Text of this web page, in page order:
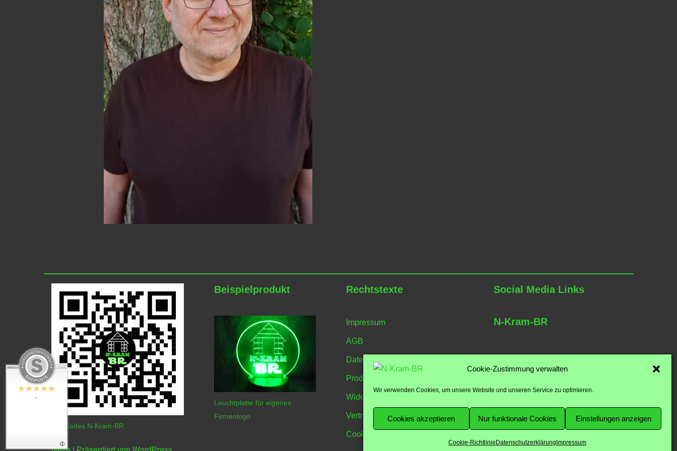
Cookie-Zustimmung verwalten
Wir verwenden Cookies, um unsere Website und unseren Service zu optimieren.
Cookies akzeptieren Nur funktionale Cookies Einstellungen anzeigen
Cookie-Richtlinie Datenschutzerklärung Impressum
QR-Codes N-Kram-BR
Beispielprodukt
Leuchtplatte für eigenes
Firmenlogo
Rechtstexte
Impressum
AGB
Datenschutzerklärung
Produktübersicht
Widerrufsbelehrung
Vertrag Widerrufen
Cookie-Richtlinie
Social Media Links
N-Kram-BR
Bernhard Rieger
-